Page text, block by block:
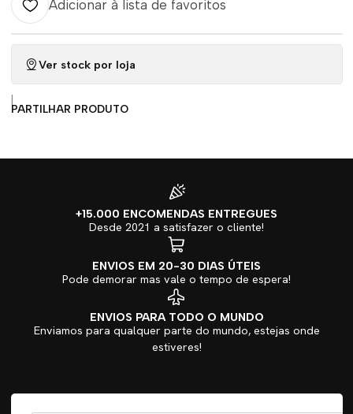
Adicionar à lista de favoritos
Ver stock por loja
|
PARTILHAR PRODUTO
+15.000 ENCOMENDAS ENTREGUES
Desde 2021 a satisfazer o cliente!
ENVIOS EM 20-30 DIAS ÚTEIS
Pode demorar mas vale o tempo de espera!
ENVIOS PARA TODO O MUNDO
Enviamos para qualquer parte do mundo, estejas onde
estiveres!